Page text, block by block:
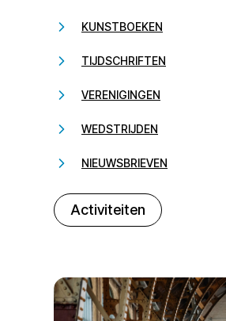
KUNSTBOEKEN
TIJDSCHRIFTEN
VERENIGINGEN
WEDSTRIJDEN
NIEUWSBRIEVEN
Activiteiten
232323